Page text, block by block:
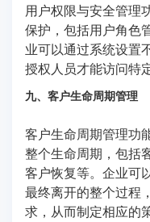
用户权限与安全管理
保护，包括用户角色
业可以通过系统设置
授权人员才能访问特
九、客户生命周期管理
客户生命周期管理功
整个生命周期，包括
客户恢复等。企业可
最终离开的整个过程
求，从而制定相应的